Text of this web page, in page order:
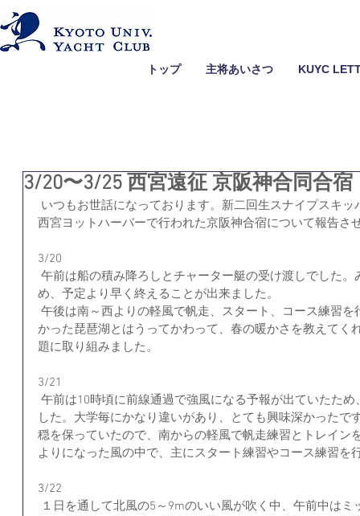
トップ 主将あいさつ KUYC
3/20〜3/25 西宮遠征 京阪神合同合宿
いつもお世話になっております。新二回生スナイプスキ
西宮ヨットハーバーで行われた京阪神合宿について報告さ
3/20
め、予定より早く終えることが出来ました。
かった琵琶湖とはうってかわって、春の暖かさを教えてく
題に取り組みました。
3/21
した。大学毎にかなり違いがあり、とても興味深かったで
穏を保っていたので、南からの軽風で帆走練習とトレイン
よりになった風の中で、主にスタート練習やコース練習を
3/22